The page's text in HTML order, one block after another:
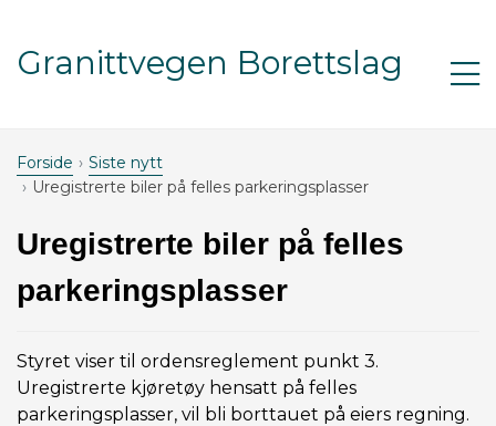
Granittvegen Borettslag
Forside
Siste nytt
Uregistrerte biler på felles parkeringsplasser
Uregistrerte biler på felles
parkeringsplasser
Styret viser til ordensreglement punkt 3.
Uregistrerte kjøretøy hensatt på felles
parkeringsplasser, vil bli borttauet på eiers regning.